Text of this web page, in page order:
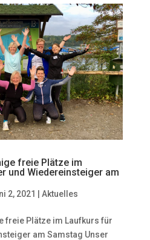
freie Plätze im
und Wiedereinsteiger am
2, 2021 Aktuelles
freie Plätze im Laufkurs für
am Samstag Unser